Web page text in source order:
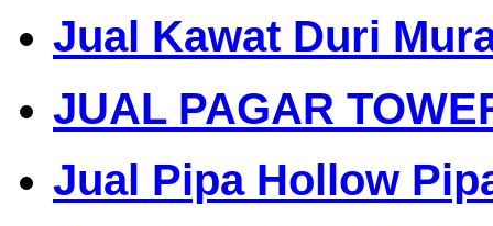
Jual Kawat Duri
JUAL PAGAR
Jual Pipa Hollow